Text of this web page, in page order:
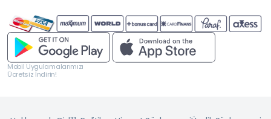
Mobil Uygulamalarımızı
Ücretsiz İndirin!